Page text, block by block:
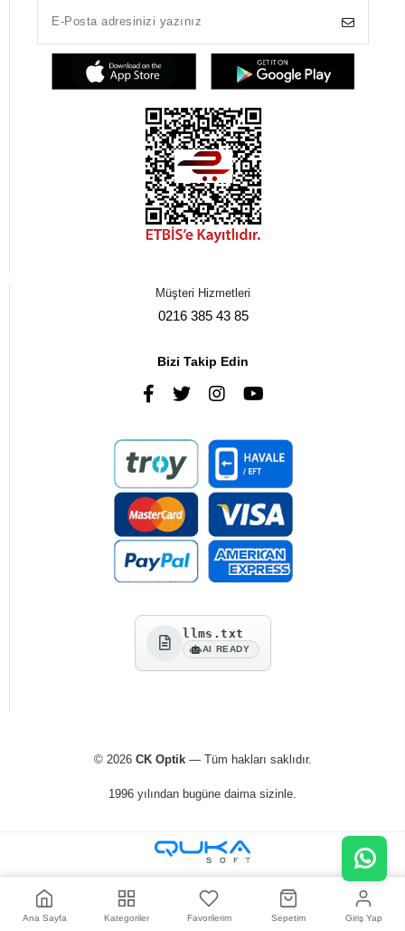
Müşteri Hizmetleri
0216 385 43 85
Bizi Takip Edin
llms.txt
AI READY
© 2026 CK Optik— Tüm hakları saklıdır.
1996 yılından bugüne daima sizinle.
Ana Sayfa Kategoriler Favorilerim Sepetim Giriş Yap